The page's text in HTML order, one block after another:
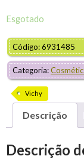
Esgotado
Código: 6931485
Categoria:
Vichy
Descrição
Descrição